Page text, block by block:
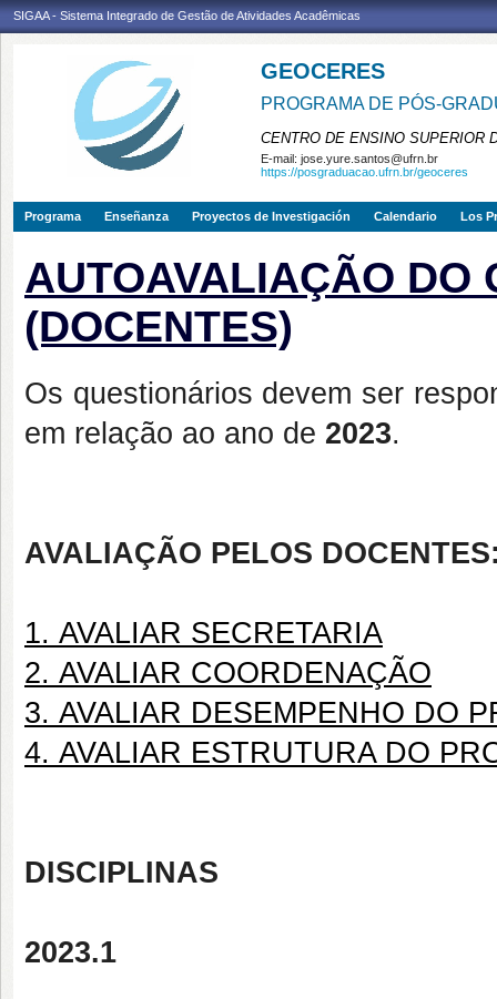
SIGAA - Sistema Integrado de Gestão de Atividades Acadêmicas
GEOCERES
PROGRAMA DE PÓS-
CENTRO DE ENSINO SUPERIOR
E-mail: jose.yure.santos@ufrn.br
https://posgraduacao.ufrn.br/geoceres
Programa Enseñanza Proyectos de Investigación Calendario Los
AUTOAVALIAÇÃO DO
(DOCENTES)
Os questionários devem ser
em relação ao ano de 2023.
AVALIAÇÃO PELOS
1. AVALIAR SECRETARIA
2. AVALIAR COORDENAÇÃO
3. AVALIAR DESEMPENHO DO
4. AVALIAR ESTRUTURA DO
DISCIPLINAS
2023.1